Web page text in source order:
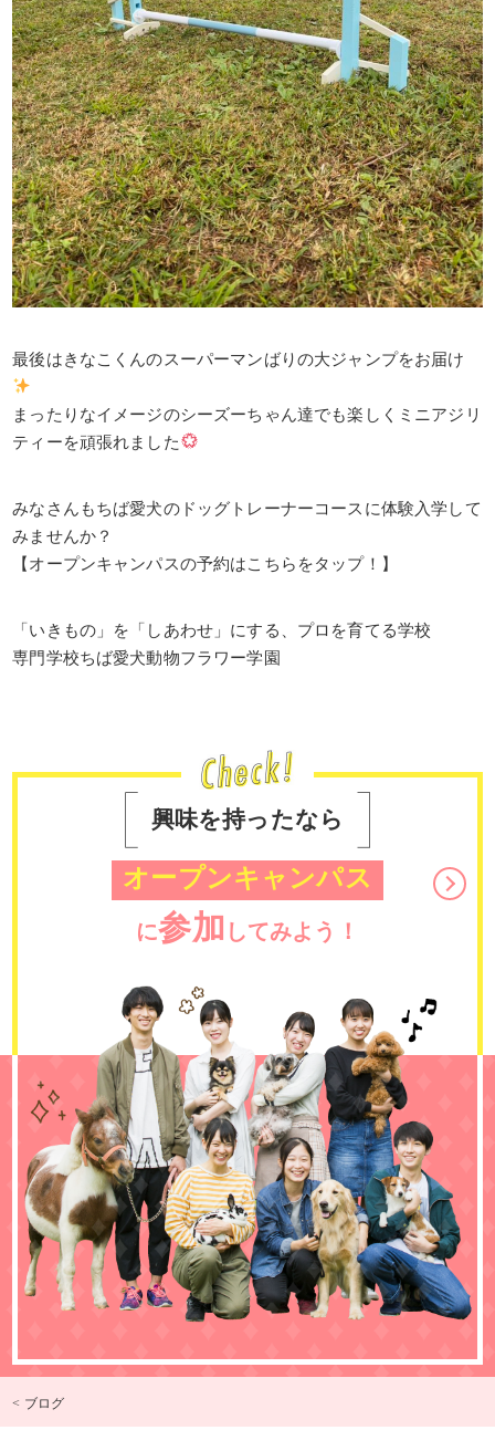
最後はきなこくんのスーパーマンばりの大ジャンプをお届け
まったりなイメージのシーズーちゃん達でも楽しくミニアジリ
ティーを頑張れました
みなさんもちば愛犬のドッグトレーナーコースに体験入学して
みませんか？
【オープンキャンパスの予約はこちらをタップ！】
「いきもの」を「しあわせ」にする、プロを育てる学校
専門学校ちば愛犬動物フラワー学園
興味を持ったなら
オープンキャンパス
に参加 してみよう！
< ブログ